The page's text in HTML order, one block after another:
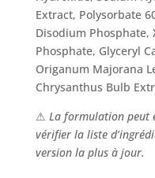
Extract, Polysorbate
Disodium Phosphate,
Phosphate, Glyceryl
Origanum Majorana
Chrysanthus Bulb
⚠ La formulation peut
vérifier la liste
version la plus à jour.